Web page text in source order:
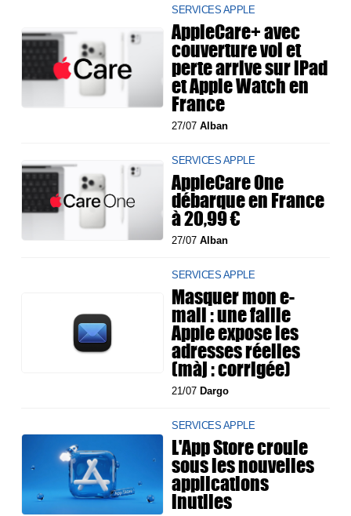
SERVICES APPLE
AppleCare+ avec
couverture vol et
perte arrive sur iPad
et Apple Watch en
France
27/07Alban
SERVICES APPLE
AppleCare One
débarque en France
à 20,99 €
27/07Alban
SERVICES APPLE
Masquer mon e-
mail : une faille
Apple expose les
adresses réelles
(màj : corrigée)
21/07 Dargo
SERVICES APPLE
L'App Store croule
sous les nouvelles
applications
inutiles